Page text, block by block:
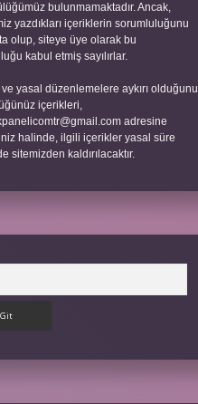
bulunmamaktadır. Ancak,
yazdıkları içeriklerin sorumluluğunu
olup, siteye üye olarak bu
kabul etmiş sayılırlar.
yasal düzenlemelere aykırı olduğunu
içerikleri,
adresine
halinde, ilgili içerikler yasal süre
sitemizden kaldırılacaktır.